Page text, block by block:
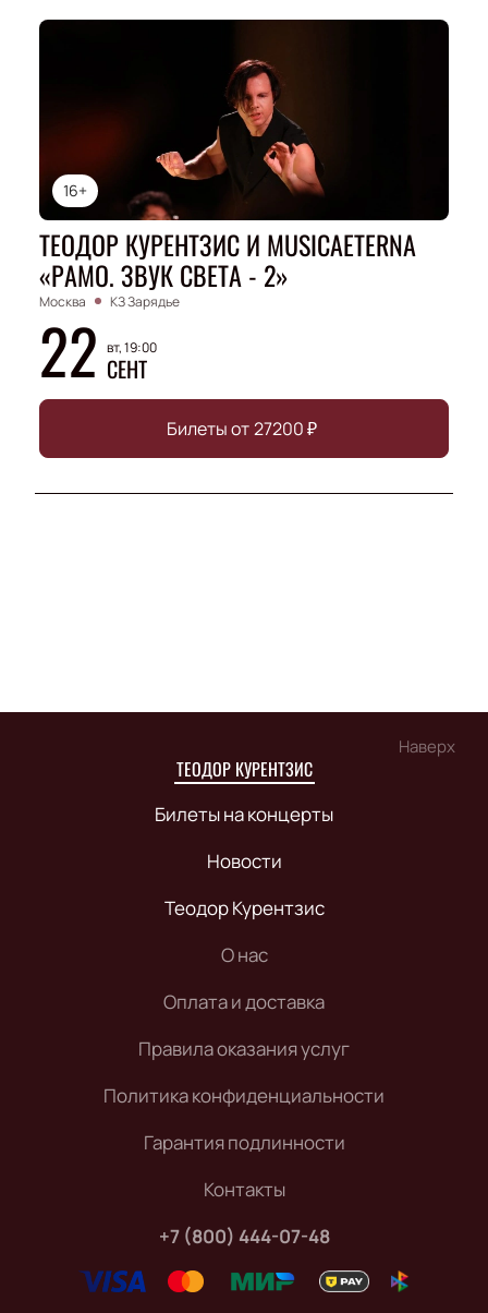
16+
ТЕОДОР КУРЕНТЗИС И MUSICAETERNA
«РАМО. ЗВУК СВЕТА - 2»
Москва КЗ Зарядье
22 вт, 19:00
СЕНТ
Билеты от27200₽
Наверх
ТЕОДОР КУРЕНТЗИС
Билеты на концерты
Новости
Теодор Курентзис
О нас
Оплата и доставка
Правила оказания услуг
Политика конфиденциальности
Гарантия подлинности
Контакты
+7 (800) 444-07-48